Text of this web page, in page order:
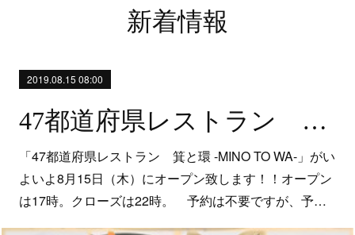
新着情報
2019.08.15 08:00
47都道府県レストラン 箕と環 -MINO TO WA-いよいよオープン！
「47都道府県レストラン 箕と環 -MINO TO WA-」がい
よいよ8月15日（木）にオープン致します！！オープン
は17時。クローズは22時。 予約は不要ですが、予…